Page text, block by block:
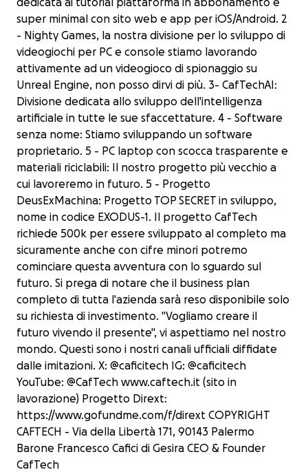
super minimal con sito web e app per iOS/Android. 2
- Nighty Games, la nostra divisione per lo sviluppo di
videogiochi per PC e console stiamo lavorando
attivamente ad un videogioco di spionaggio su
Unreal Engine, non posso dirvi di più. 3- CafTechAI:
Divisione dedicata allo sviluppo dell'intelligenza
artificiale in tutte le sue sfaccettature. 4 - Software
senza nome: Stiamo sviluppando un software
proprietario. 5 - PC laptop con scocca trasparente e
materiali riciclabili: Il nostro progetto più vecchio a
cui lavoreremo in futuro. 5 - Progetto
DeusExMachina: Progetto TOP SECRET in sviluppo,
nome in codice EXODUS-1. Il progetto CafTech
richiede 500k per essere sviluppato al completo ma
sicuramente anche con cifre minori potremo
cominciare questa avventura con lo sguardo sul
futuro. Si prega di notare che il business plan
completo di tutta l'azienda sarà reso disponibile solo
su richiesta di investimento. "Vogliamo creare il
futuro vivendo il presente", vi aspettiamo nel nostro
mondo. Questi sono i nostri canali ufficiali diffidate
dalle imitazioni. X: @caficitech IG: @caficitech
YouTube: @CafTech www.caftech.it (sito in
lavorazione) Progetto Dirext:
https://www.gofundme.com/f/dirext COPYRIGHT
CAFTECH - Via della Libertà 171, 90143 Palermo
Barone Francesco Cafici di Gesira CEO & Founder
CafTech
CafTech la prima software house
€0 raised